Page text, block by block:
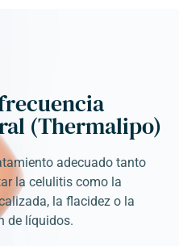
(Thermalipo)
adecuado tanto
la celulitis como la
la flacidez o la
de líquidos.